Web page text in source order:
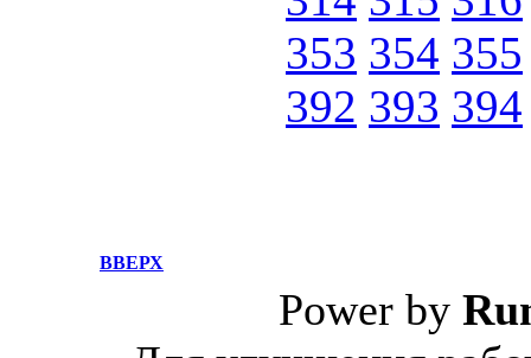
353 354 355
392 393 394
ВВЕРХ
Power by